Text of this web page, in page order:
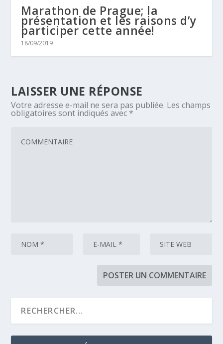
Marathon de Prague; la
présentation et les raisons d’y
participer cette année!
18/09/2019
LAISSER UNE RÉPONSE
Votre adresse e-mail ne sera pas publiée. Les champs
obligatoires sont indiqués avec *